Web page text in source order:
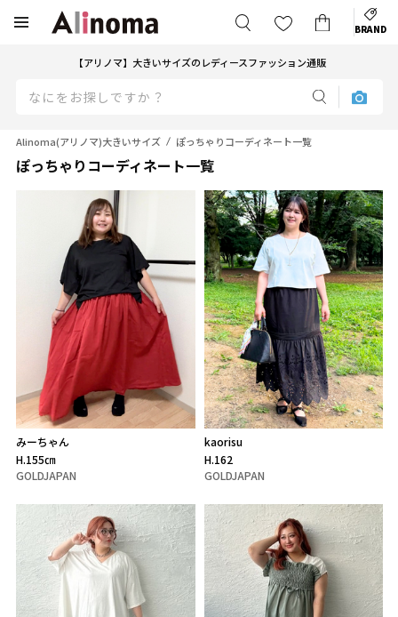
BRAND
【アリノマ】大きいサイズのレディースファッション通販
Alinoma(アリノマ)大きいサイズ ぽっちゃりコーディネート一覧
ぽっちゃりコーディネート一覧
みーちゃん
H.155㎝
GOLDJAPAN
kaorisu
H.162
GOLDJAPAN